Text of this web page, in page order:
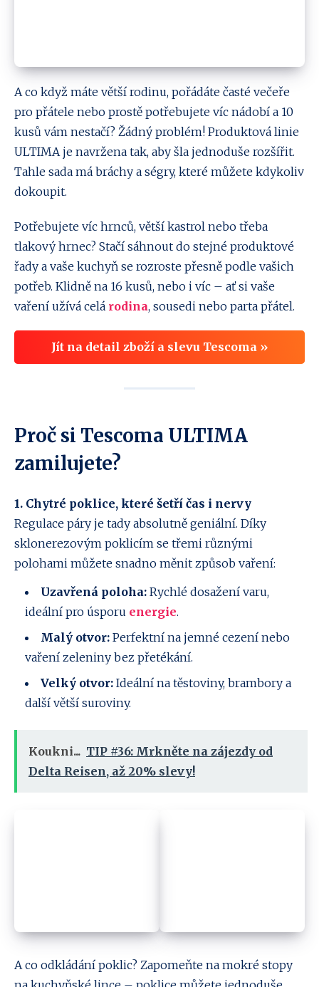
A co když máte větší rodinu, pořádáte časté večeře
pro přátele nebo prostě potřebujete víc nádobí a 10
kusů vám nestačí? Žádný problém! Produktová linie
ULTIMA je navržena tak, aby šla jednoduše rozšířit.
Tahle sada má bráchy a ségry, které můžete kdykoliv
dokoupit.
Potřebujete víc hrnců, větší kastrol nebo třeba
tlakový hrnec? Stačí sáhnout do stejné produktové
řady a vaše kuchyň se rozroste přesně podle vašich
potřeb. Klidně na 16 kusů, nebo i víc – ať si vaše
vaření užívá celá rodina, sousedi nebo parta přátel.
Jít na detail zboží a slevu Tescoma »
Proč si Tescoma ULTIMA
zamilujete?
1. Chytré poklice, které šetří čas i nervy
Regulace páry je tady absolutně geniální. Díky
sklonerezovým poklicím se třemi různými
polohami můžete snadno měnit způsob vaření:
Uzavřená poloha: Rychlé dosažení varu,
ideální pro úsporu energie.
Malý otvor: Perfektní na jemné cezení nebo
vaření zeleniny bez přetékání.
Velký otvor: Ideální na těstoviny, brambory a
další větší suroviny.
Koukni... TIP #36: Mrkněte na zájezdy od
Delta Reisen, až 20% slevy!
A co odkládání poklic? Zapomeňte na mokré stopy